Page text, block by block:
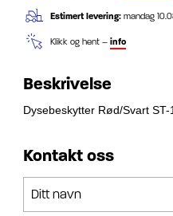
Estimert levering: mandag
Klikk og hent – info
Beskrivelse
Dysebeskytter Rød/Svart
Kontakt oss
Ditt navn